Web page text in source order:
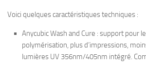
Voici quelques caractéristiques techniques :
Anycubic Wash and Cure : support pour
polymérisation, plus d’impressions,
lumières UV 356nm/405nm intégré.